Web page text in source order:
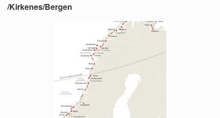
/Kirkenes/Bergen